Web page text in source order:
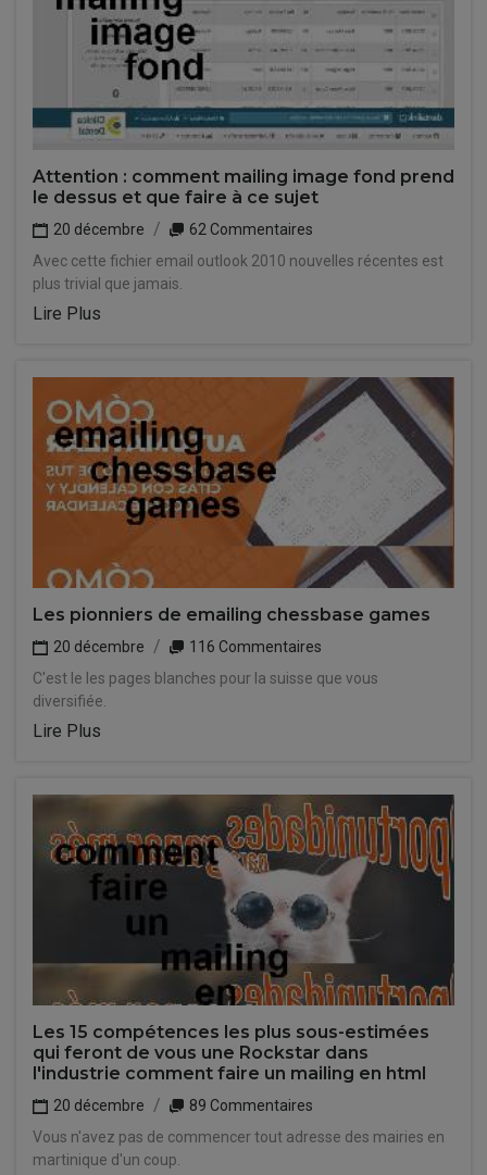
Attention : comment mailing image fond prend
le dessus et que faire à ce sujet
20 décembre
62 Commentaires
Avec cette fichier email outlook 2010 nouvelles récentes est
plus trivial que jamais.
Lire Plus
Les pionniers de emailing chessbase games
20 décembre
116 Commentaires
C'est le les pages blanches pour la suisse que vous
diversifiée.
Lire Plus
Les 15 compétences les plus sous-estimées
qui feront de vous une Rockstar dans
l'industrie comment faire un mailing en html
20 décembre
89 Commentaires
Vous n'avez pas de commencer tout adresse des mairies en
martinique d'un coup.